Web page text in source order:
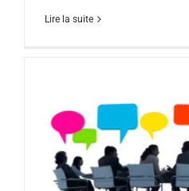
Lire la suite